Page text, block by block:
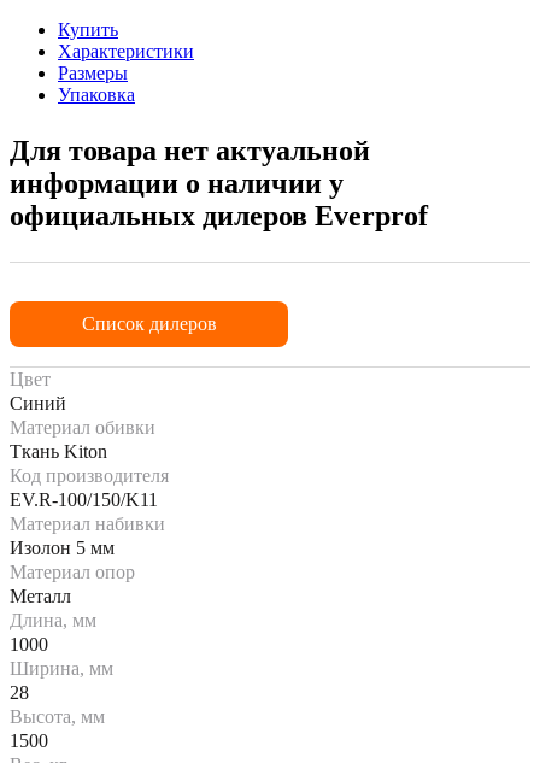
Купить
Характеристики
Размеры
Упаковка
Для товара нет актуальной
информации о наличии у
официальных дилеров Everprof
Список дилеров
Цвет
Синий
Материал обивки
Ткань Kiton
Код производителя
EV.R-100/150/K11
Материал набивки
Изолон 5 мм
Материал опор
Металл
Длина, мм
1000
Ширина, мм
28
Высота, мм
1500